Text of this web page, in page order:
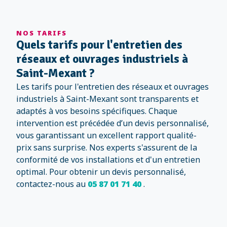
NOS TARIFS
Quels tarifs pour l'entretien des
réseaux et ouvrages industriels à
Saint-Mexant ?
Les tarifs pour l'entretien des réseaux et ouvrages
industriels à Saint-Mexant sont transparents et
adaptés à vos besoins spécifiques. Chaque
intervention est précédée d’un devis personnalisé,
vous garantissant un excellent rapport qualité-
prix sans surprise. Nos experts s'assurent de la
conformité de vos installations et d'un entretien
optimal. Pour obtenir un devis personnalisé,
contactez-nous au 05 87 01 71 40.